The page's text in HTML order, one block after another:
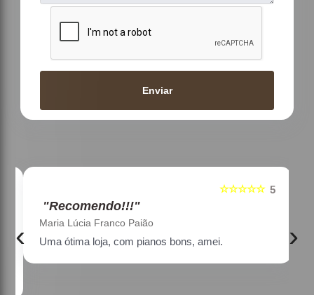
Enviar
5
☆☆☆☆☆
"Recomendo!!!"
Maria Lúcia Franco Paião
Uma ótima loja, com pianos bons, amei.
‹ ›